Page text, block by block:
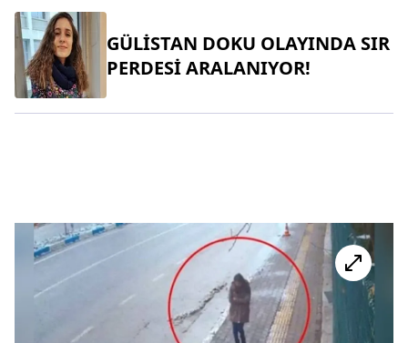
GÜLİSTAN DOKU OLAYINDA SIR
PERDESİ ARALANIYOR!